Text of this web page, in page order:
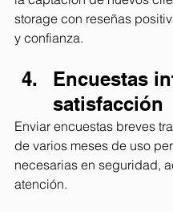
storage con reseñas
y confianza.
Encuestas
satisfacción
Enviar encuestas breves
de varios meses de uso
necesarias en seguridad,
atención.